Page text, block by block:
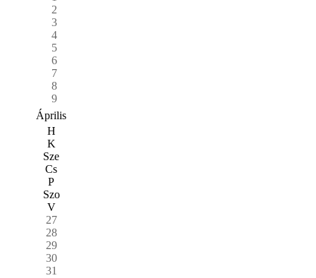
2
3
4
5
6
7
8
9
Április
H
K
Sze
Cs
P
Szo
V
27
28
29
30
31